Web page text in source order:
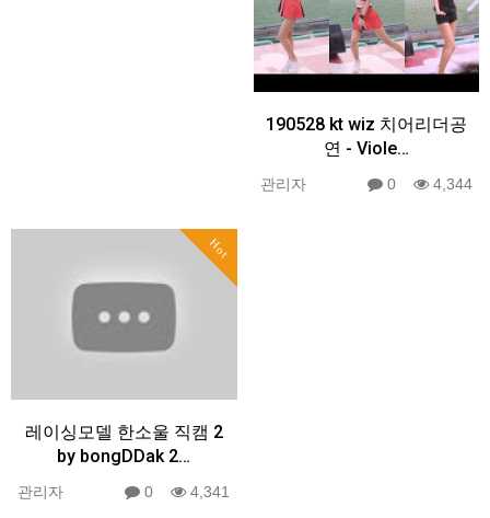
190528 kt wiz 치어리더공
연 - Viole…
관리자 0 4,344
Hot
레이싱모델 한소울 직캠 2
by bongDDak 2…
관리자 0 4,341